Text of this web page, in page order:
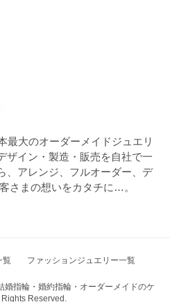
最大のオーダーメイドジュエリ
ザイン・製造・販売を自社で一
、アレンジ、フルオーダー、デ
さまの想いをカタチに…。
覧 ファッションジュエリー一覧
婚指輪・婚約指輪・オーダーメイドのケ
Rights Reserved.